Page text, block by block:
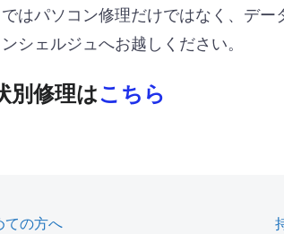
はパソコン修理だけではなく、デ
シェルジュへお越しください。
別修理はこちら
ての方へ